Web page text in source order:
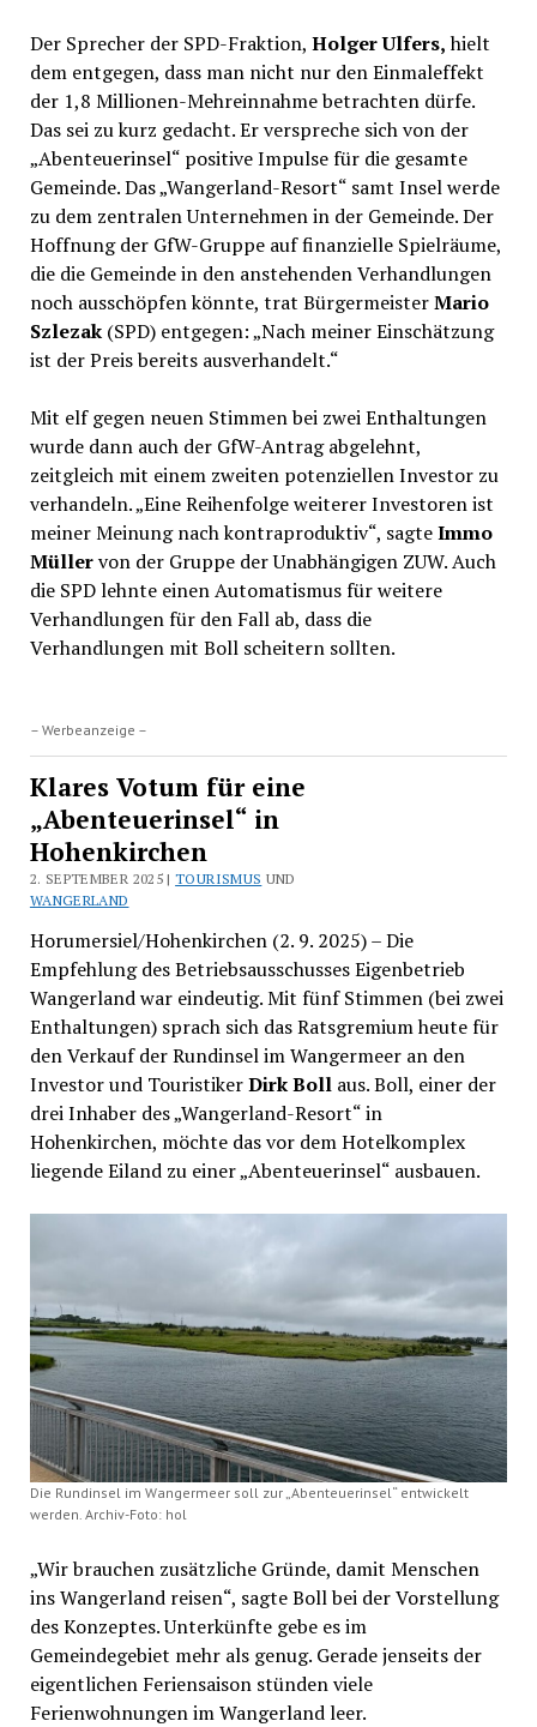
Der Sprecher der SPD-Fraktion, Holger Ulfers,hielt
dem entgegen, dass man nicht nur den Einmaleffekt
der 1,8 Millionen-Mehreinnahme betrachten dürfe.
Das sei zu kurz gedacht. Er verspreche sich von der
„Abenteuerinsel“ positive Impulse für die gesamte
Gemeinde. Das „Wangerland-Resort“ samt Insel werde
zu dem zentralen Unternehmen in der Gemeinde. Der
Hoffnung der GfW-Gruppe auf finanzielle Spielräume,
die die Gemeinde in den anstehenden Verhandlungen
noch ausschöpfen könnte, trat BürgermeisterMario
Szlezak(SPD) entgegen: „Nach meiner Einschätzung
ist der Preis bereits ausverhandelt.“
Mit elf gegen neuen Stimmen bei zwei Enthaltungen
wurde dann auch der GfW-Antrag abgelehnt,
zeitgleich mit einem zweiten potenziellen Investor zu
verhandeln. „Eine Reihenfolge weiterer Investoren ist
meiner Meinung nach kontraproduktiv“, sagteImmo
Müllervon der Gruppe der Unabhängigen ZUW. Auch
die SPD lehnte einen Automatismus für weitere
Verhandlungen für den Fall ab, dass die
Verhandlungen mit Boll scheitern sollten.
– Werbeanzeige –
Klares Votum für eine
„Abenteuerinsel“ in
Hohenkirchen
2. SEPTEMBER 2025 |TOURISMUS UND
WANGERLAND
Horumersiel/Hohenkirchen (2. 9. 2025) – Die
Empfehlung des Betriebsausschusses Eigenbetrieb
Wangerland war eindeutig. Mit fünf Stimmen (bei zwei
Enthaltungen) sprach sich das Ratsgremium heute für
den Verkauf der Rundinsel im Wangermeer an den
Investor und TouristikerDirk Bollaus. Boll, einer der
drei Inhaber des „Wangerland-Resort“ in
Hohenkirchen, möchte das vor dem Hotelkomplex
liegende Eiland zu einer „Abenteuerinsel“ ausbauen.
Die Rundinsel im Wangermeer soll zur „Abenteuerinsel“ entwickelt
werden. Archiv-Foto: hol
„Wir brauchen zusätzliche Gründe, damit Menschen
ins Wangerland reisen“, sagte Boll bei der Vorstellung
des Konzeptes. Unterkünfte gebe es im
Gemeindegebiet mehr als genug. Gerade jenseits der
eigentlichen Feriensaison stünden viele
Ferienwohnungen im Wangerland leer.